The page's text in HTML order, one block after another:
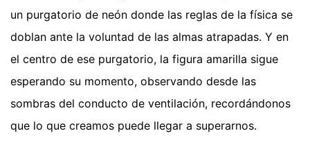
un purgatorio de neón donde las reglas de la física se
doblan ante la voluntad de las almas atrapadas. Y en
el centro de ese purgatorio, la figura amarilla sigue
esperando su momento, observando desde las
sombras del conducto de ventilación, recordándonos
que lo que creamos puede llegar a superarnos.